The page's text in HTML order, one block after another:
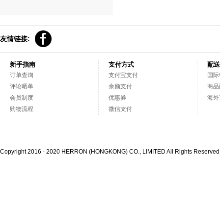
友情链接:
新手指南
订单查询
评论晒单
会员制度
购物流程
支付方式
支付宝支付
余额支付
优惠券
微信支付
配
国
商
海
Copyright 2016 - 2020 HERRON (HONGKONG) CO., LIMITED All Rights